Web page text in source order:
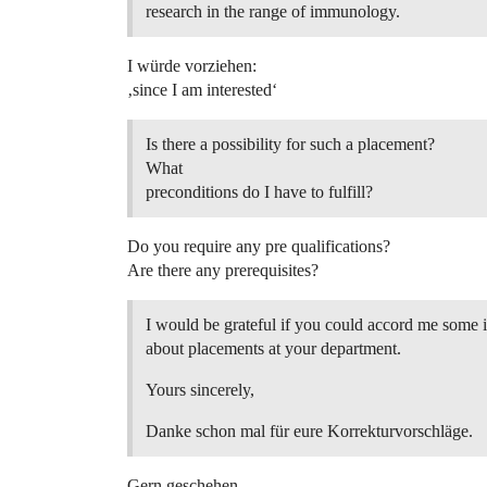
research in the range of immunology.
I würde vorziehen:
‚since I am interested‘
Is there a possibility for such a placement?
What
preconditions do I have to fulfill?
Do you require any pre qualifications?
Are there any prerequisites?
I would be grateful if you could accord me some
about placements at your department.
Yours sincerely,
Danke schon mal für eure Korrekturvorschläge.